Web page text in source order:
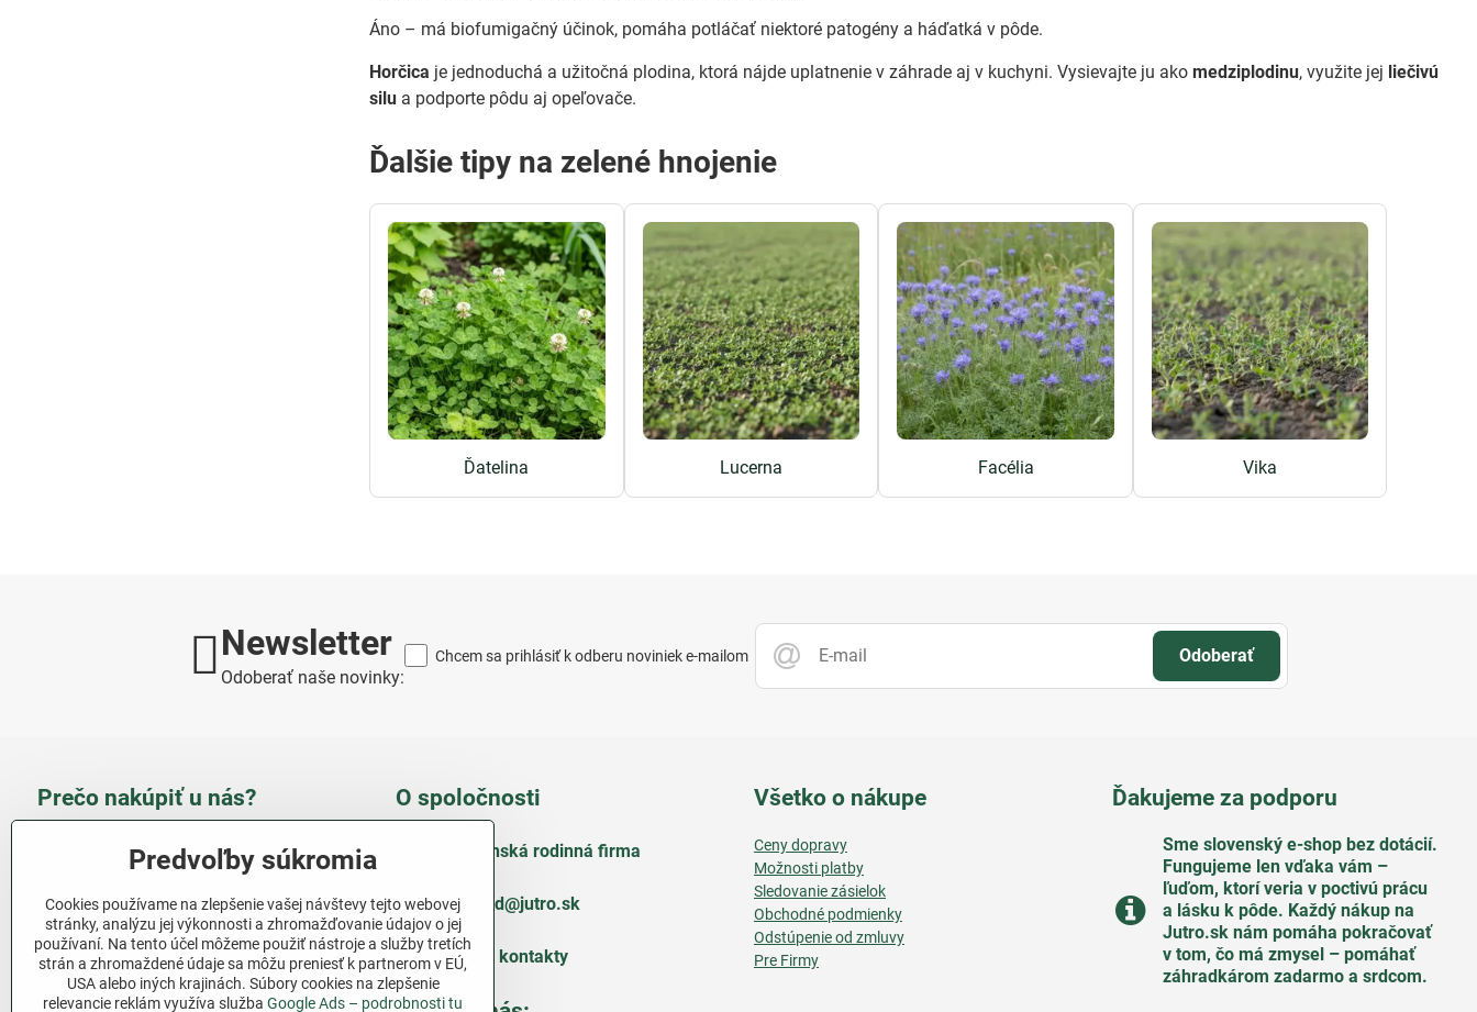
Áno – má biofumigačný účinok, pomáha potláčať niektoré patogény a háďatká v pôde.
Horčica je jednoduchá a užitočná plodina, ktorá nájde uplatnenie v záhrade aj v kuchyni. Vysievajte ju akomedziplodinu, využite jej liečivú
silu a podporte pôdu aj opeľovače.
Ďalšie tipy na zelené hnojenie
Ďatelina Lucerna Facélia Vika
Newsletter
Odoberať naše novinky:
Odoberať
Chcem sa prihlásiť k odberu noviniek e-mailom
Prečo nakúpiť u nás?
Takmer 100 % spokojných
zákazníkov
Nízka cena produktov - ušetríte
Rýchla komunikácia - mail
O spoločnosti
Slovenská rodinná firma
obchod​@jutro​.sk
Ďalšie kontakty
Všetko o nákupe
Ceny dopravy
Možnosti platby
Sledovanie zásielok
Obchodné podmienky
Odstúpenie od zmluvy
Pre Firmy
Ďakujeme za podporu
Sme slovenský e-shop bez dotácií​.
Fungujeme len vďaka vám –
ľuďom, ktorí veria v poctivú prácu
a lásku k pôde​. Každý nákup na
Jutro​.sk nám pomáha pokračovať
v tom, čo má zmysel – pomáhať
záhradkárom zadarmo a srdcom​.
Predvoľby súkromia
Cookies používame na zlepšenie vašej návštevy tejto webovej
stránky, analýzu jej výkonnosti a zhromažďovanie údajov o jej
používaní. Na tento účel môžeme použiť nástroje a služby tretích
strán a zhromaždené údaje sa môžu preniesť k partnerom v EÚ,
USA alebo iných krajinách. Súbory cookies na zlepšenie
relevancie reklám využíva služba Google Ads – podrobnosti tu